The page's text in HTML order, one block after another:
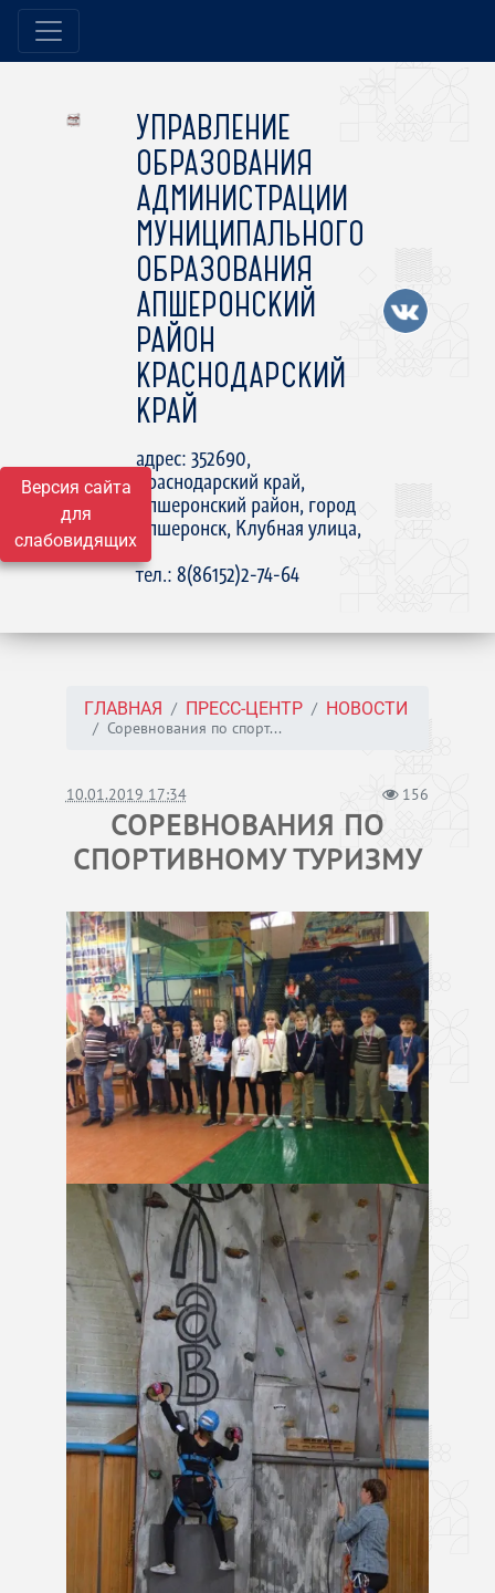
Версия сайта
для
слабовидящих
УПРАВЛЕНИЕ
ОБРАЗОВАНИЯ
АДМИНИСТРАЦИИ
МУНИЦИПАЛЬНОГО
ОБРАЗОВАНИЯ
АПШЕРОНСКИЙ
РАЙОН
КРАСНОДАРСКИЙ
КРАЙ
адрес: 352690,
Краснодарский край,
Апшеронский район, город
Апшеронск, Клубная улица,
15
тел.: 8(86152)2-74-64
ГЛАВНАЯ ПРЕСС-ЦЕНТР
НОВОСТИ
Соревнования по спорт...
10.01.2019 17:34 156
СОРЕВНОВАНИЯ ПО
СПОРТИВНОМУ ТУРИЗМУ